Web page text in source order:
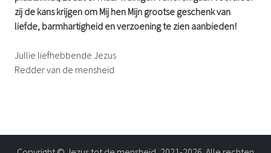
zij de kans krijgen om Mij hen Mijn grootse geschenk van
liefde, barmhartigheid en verzoening te zien aanbieden!
Jullie liefhebbende Jezus
Redder van de mensheid